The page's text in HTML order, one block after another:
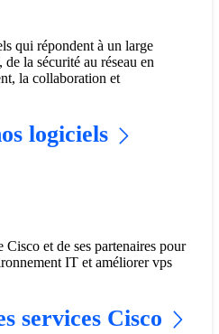
qui répondent à un large
la sécurité au réseau en
la collaboration et
logiciels
Cisco et de ses partenaires pour
IT et améliorer vps
services Cisco